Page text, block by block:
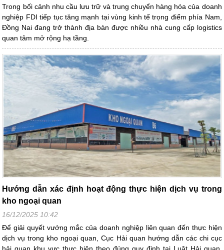
Trong bối cảnh nhu cầu lưu trữ và trung chuyển hàng hóa của doanh
nghiệp FDI tiếp tục tăng mạnh tại vùng kinh tế trọng điểm phía Nam,
Đồng Nai đang trở thành địa bàn được nhiều nhà cung cấp logistics
quan tâm mở rộng hạ tầng.
Hướng dẫn xác định hoạt động thực hiện dịch vụ trong
kho ngoại quan
16/12/2025 10:42
Để giải quyết vướng mắc của doanh nghiệp liên quan đến thực hiện
dịch vụ trong kho ngoại quan, Cục Hải quan hướng dẫn các chi cục